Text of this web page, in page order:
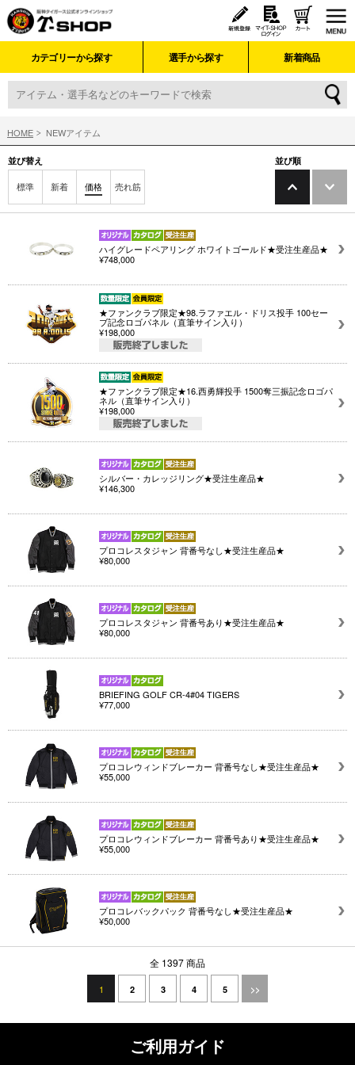
カテゴリーから探す 選手から探す 新着商品
HOME NEWアイテム
並び替え
標準 新着 価格 売れ筋
並び順
ハイグレードペアリング ホワイトゴールド★受注生産品★
¥748,000
★ファンクラブ限定★98.ラファエル・ドリス投手 100セー
ブ記念ロゴパネル（直筆サイン入り）
¥198,000
★ファンクラブ限定★16.西勇輝投手 1500奪三振記念ロゴパ
ネル（直筆サイン入り）
¥198,000
シルバー・カレッジリング★受注生産品★
¥146,300
プロコレスタジャン 背番号なし★受注生産品★
¥80,000
プロコレスタジャン 背番号あり★受注生産品★
¥80,000
BRIEFING GOLF CR-4#04 TIGERS
¥77,000
プロコレウィンドブレーカー 背番号なし★受注生産品★
¥55,000
プロコレウィンドブレーカー 背番号あり★受注生産品★
¥55,000
プロコレバックパック 背番号なし★受注生産品★
¥50,000
全 1397 商品
1 2 3 4 5 >>
ご利用ガイド